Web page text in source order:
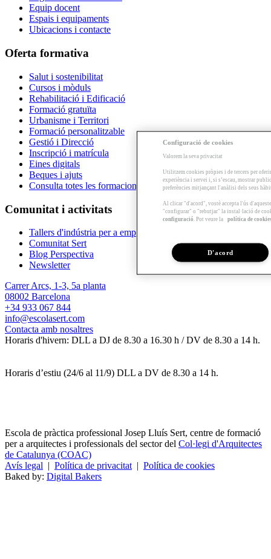
Equip docent
Espais i equipaments
Ubicacions i contacte
Oferta formativa
Salut i sostenibilitat
Cursos i mòduls
Rehabilitació i Edificació
Formació gratuïta
Urbanisme i Territori
Formació personalitzable
Gestió i Direcció
Inscripció i matrícula
Eines digitals
Beques i ajuts
Consulta totes les formacions
Comunitat i activitats
Tallers d'indústria per a empreses
Comunitat Sert
Blog Perspectiva
Newsletter
Carrer Arcs, 1-3, 5a planta
08002 Barcelona
+34 933 067 844
info@escolasert.com
Contacta amb nosaltres
Horaris d'hivern: DLL a DJ de 8.30 a 16.30 h / DV de 8.30 a 14 h.
Horaris d’estiu (24/6 al 11/9) DLL a DV de 8.30 a 14 h.
Escola de pràctica professional Josep Lluís Sert, centre de formació
per a arquitectes i professionals del sector del Col·legi d'Arquitectes
de Catalunya (COAC)
Avís legal | Política de privacitat | Política de cookies
Baked by: Digital Bakers
Configuració de cookies
Valorem la seva privacitat
Utilitzem cookies pròpies i de tercers per
experiència i servei i, si s’escau, mostrar
preferències mitjançant l'anàlisi dels seus
Al clicar "d'acord", vostè accepta l'ús
"configurar" o "rebutjar" la instal·lació de
configuració . Pot veure la política de
D'acord